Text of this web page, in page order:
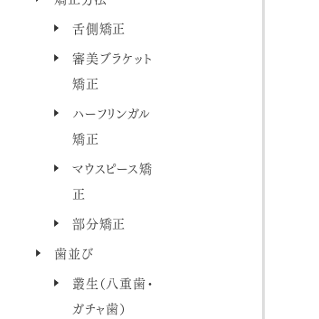
舌側矯正
審美ブラケット
矯正
ハーフリンガル
矯正
マウスピース矯
正
部分矯正
歯並び
叢生（八重歯・
ガチャ歯）